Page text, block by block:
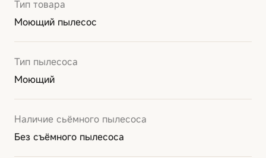
Тип товара
Моющий пылесос
Тип пылесоса
Моющий
Наличие сьёмного пылесоса
Без съёмного пылесоса